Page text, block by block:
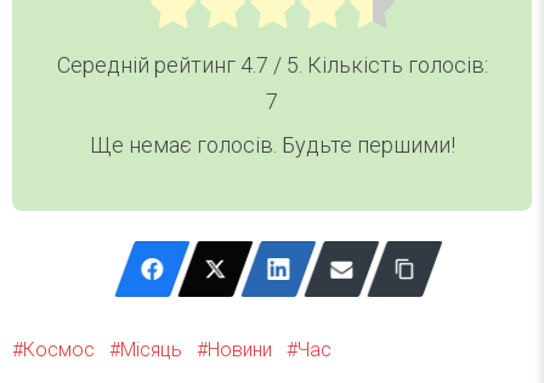
Середній рейтинг 4.7 / 5. Кількість голосів:
7
Ще немає голосів. Будьте першими!
Космос Місяць Новини Час